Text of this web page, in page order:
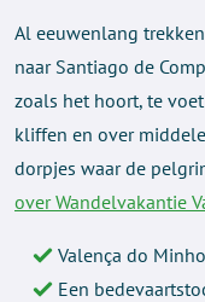
Al eeuwenlang
naar Santiago de
zoals het hoort, te
kliffen en over
dorpjes waar de
over Wandelvakantie
Valença do
Een